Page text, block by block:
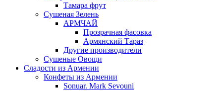
Тамара фрут
Сушеная Зелень
АРМЧАЙ
Прозрачная фасовка
Армянский Тараз
Другие производители
Сушеные Овощи
Сладости из Армении
Конфеты из Армении
Sonuar. Mark Sevouni